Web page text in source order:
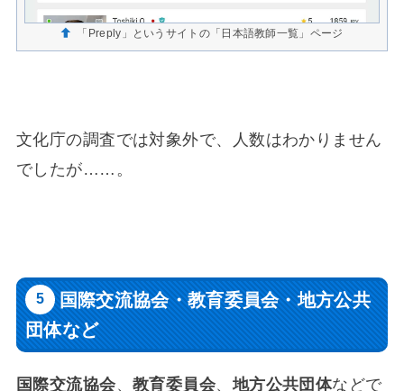
「Preply」というサイトの「日本語教師一覧」ページ
文化庁の調査では対象外で、人数はわかりません
でしたが……。
国際交流協会・教育委員会・地方公共
団体など
国際交流協会、 教育委員会、地方公共団体などで